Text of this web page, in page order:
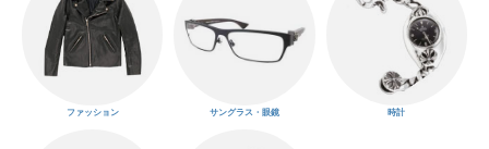
ファッション サングラス・眼鏡 時計